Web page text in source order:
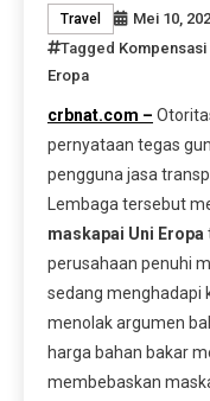
Travel Mei 10,
Tagged
Eropa
crbnat.com –
pernyataan tegas
pengguna jasa
Lembaga tersebut
maskapai Uni Eropa
perusahaan penuhi
sedang menghadapi
menolak argumen
harga bahan bakar
membebaskan